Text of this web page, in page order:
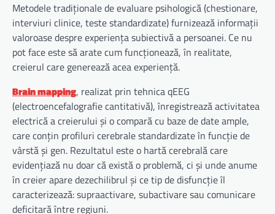
Metodele tradiționale de evaluare psihologică (chestionare,
interviuri clinice, teste standardizate) furnizează informații
valoroase despre experiența subiectivă a persoanei. Ce nu
pot face este să arate cum funcționează, în realitate,
creierul care generează acea experiență.
Brain mapping, realizat prin tehnica qEEG
(electroencefalografie cantitativă), înregistrează activitatea
electrică a creierului și o compară cu baze de date ample,
care conțin profiluri cerebrale standardizate în funcție de
vârstă și gen. Rezultatul este o hartă cerebrală care
evidențiază nu doar că există o problemă, ci și unde anume
în creier apare dezechilibrul și ce tip de disfuncție îl
caracterizează: supraactivare, subactivare sau comunicare
deficitară între regiuni.